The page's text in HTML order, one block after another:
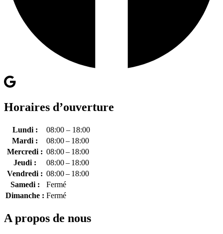
Horaires d’ouverture
Lundi :
08:00 – 18:00
Mardi :
08:00 – 18:00
Mercredi : 08:00 – 18:00
Jeudi :
08:00 – 18:00
Vendredi : 08:00 – 18:00
Samedi :
Fermé
Dimanche : Fermé
A propos de nous